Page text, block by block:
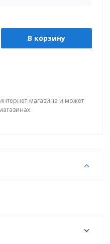
В корзину
магазина и может